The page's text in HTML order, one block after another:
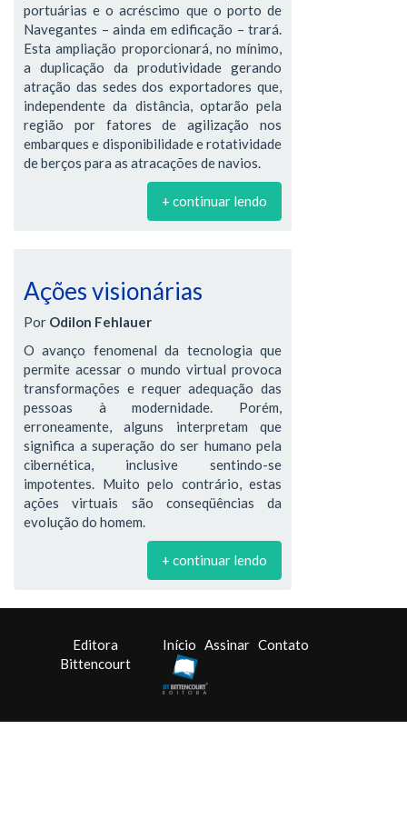
portuárias e o acréscimo que o porto de
Navegantes – ainda em edificação – trará.
Esta ampliação proporcionará, no mínimo,
a duplicação da produtividade gerando
atração das sedes dos exportadores que,
independente da distância, optarão pela
região por fatores de agilização nos
embarques e disponibilidade e rotatividade
de berços para as atracações de navios.
+ continuar lendo
Ações visionárias
Por Odilon Fehlauer
O avanço fenomenal da tecnologia que
permite acessar o mundo virtual provoca
transformações e requer adequação das
pessoas à modernidade. Porém,
erroneamente, alguns interpretam que
significa a superação do ser humano pela
cibernética, inclusive sentindo-se
impotentes. Muito pelo contrário, estas
ações virtuais são conseqüências da
evolução do homem.
+ continuar lendo
Editora
Bittencourt
Início Assinar Contato